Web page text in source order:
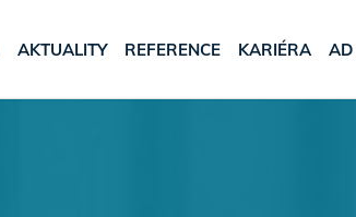
AKTUALITY REFERENCE KARIÉRA AD